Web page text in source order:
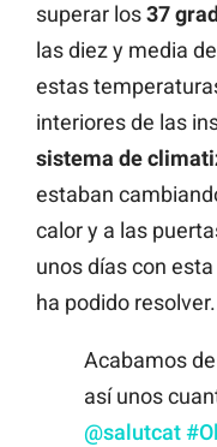
superar los37
las diez y media
estas
interiores de las
sistema de
estaban
calor y a las
unos días con
ha podido resolver.
Acabamos
así unos
@salutcat